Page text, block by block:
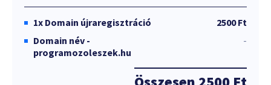
1x Domain újraregisztráció
2500 Ft
Domain név -
programozoleszek.hu
-